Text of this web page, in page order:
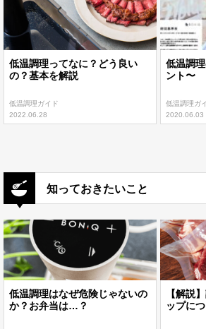
低温調理ってなに？どう良い
の？基本を解説
低温調理ガイド
2022.06.28
低温調
ント〜
低温調理ガ
2020.06.03
知っておきたいこと
低温調理はなぜ危険じゃないの
か？お弁当は…？
【解説
ップに